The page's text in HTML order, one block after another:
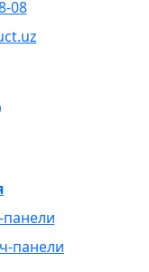
08
панели